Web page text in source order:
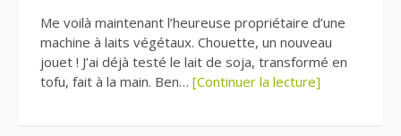
Me voilà maintenant l’heureuse propriétaire d’une
machine à laits végétaux. Chouette, un nouveau
jouet ! J’ai déjà testé le lait de soja, transformé en
tofu, fait à la main. Ben… [Continuer la lecture]